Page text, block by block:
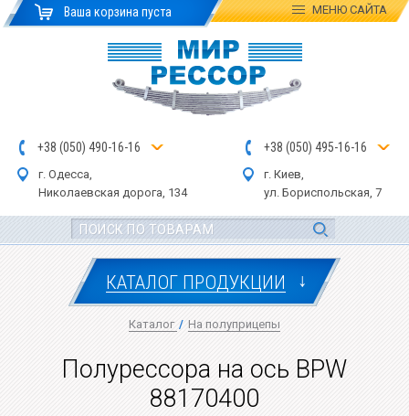
Ваша корзина пуста МЕНЮСАЙТА
+38 (050) 490-16-16
г. Одесса,
Николаевская дорога, 134
+38 (050) 495-16-16
г. Киев,
ул. Бориспольская, 7
КАТАЛОГ ПРОДУКЦИИ ↓
Каталог / На полуприцепы
Полурессора на ось BPW
88170400